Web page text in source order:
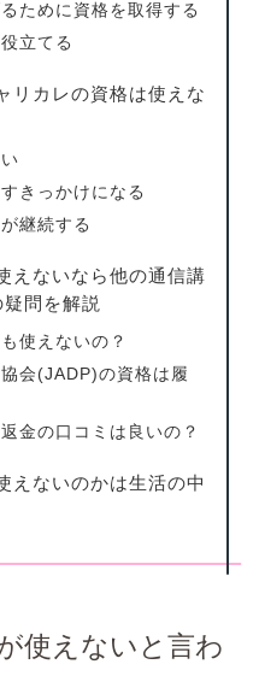
ために資格を取得する
立てる
リカレの資格は使えな
きっかけになる
継続する
えないなら他の通信講
問を解説
使えないの？
会(JADP)の資格は履
金の口コミは良いの？
えないのかは生活の中
使えないと言わ